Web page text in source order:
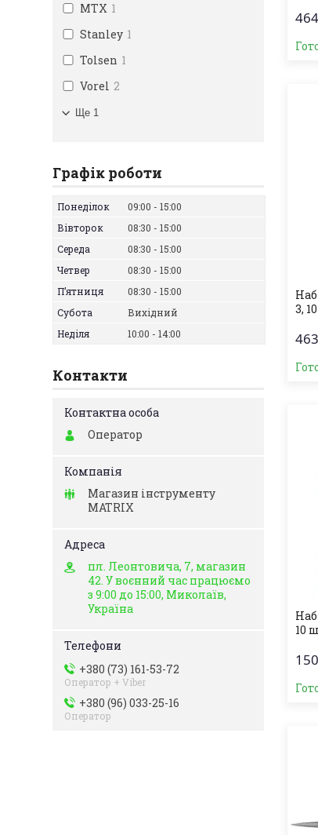
3,
10
MTX 1
Stanley 1
Tolsen 1
Vorel 2
Ще 1
Графік роботи
Понеділок 09:00
15:00
Вівторок
08:30
15:00
Середа
08:30
15:00
Четвер
08:30
15:00
Пʼятниця
08:30
15:00
Субота
Вихідний
Неділя
10:00 14:00
Контакти
Оператор
Магазин інструменту
MATRIX
пл. Леонтовича, 7, магазин
42. У воєнний час працюємо
з 9:00 до 15:00, Миколаїв,
Україна
+380 (73) 161-53-72
Оператор + Viber
+380 (96) 033-25-16
Оператор